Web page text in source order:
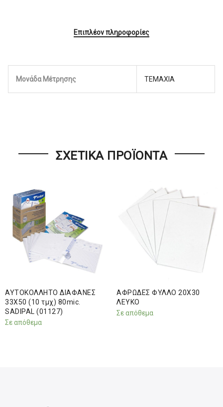
Επιπλέον πληροφορίες
Μονάδα Μέτρησης ΤΕΜΑΧΙΑ
ΣΧΕΤΙΚΆ ΠΡΟΪΌΝΤΑ
ΑΥΤΟΚΟΛΛΗΤΟ ΔΙΑΦΑΝΕΣ
33Χ50 (10 τμχ) 80mic.
SADIPAL (01127)
Σε απόθεμα
ΑΦΡΩΔΕΣ ΦΥΛΛΟ 20Χ30
ΛΕΥΚΟ
Σε απόθεμα